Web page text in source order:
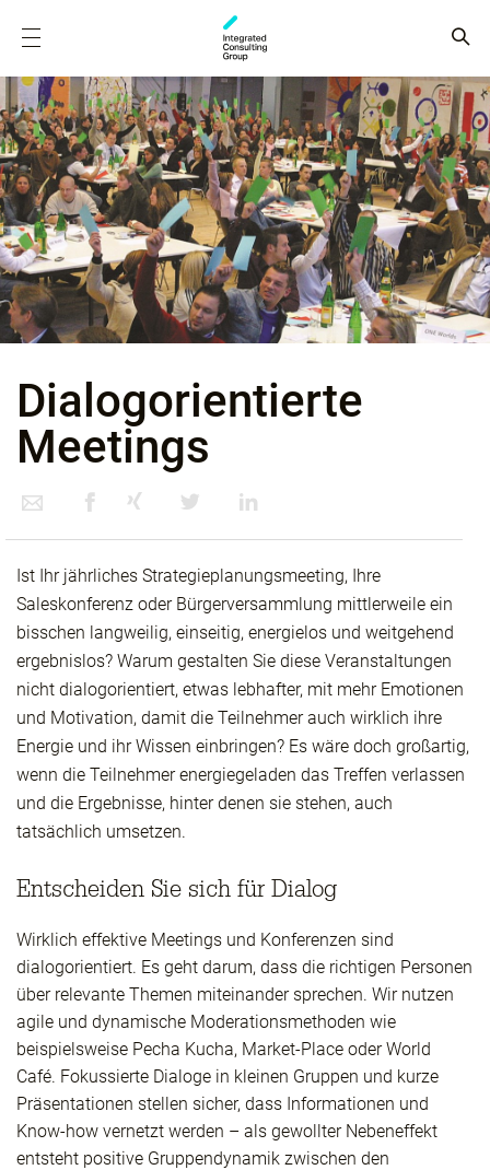
Dialog­orientierte
Meetings
Ist Ihr jährliches Strategieplanungsmeeting, Ihre
Saleskonferenz oder Bürgerversammlung mittlerweile ein
bisschen langweilig, einseitig, energielos und weitgehend
ergebnislos? Warum gestalten Sie diese Veranstaltungen
nicht dialogorientiert, etwas lebhafter, mit mehr Emotionen
und Motivation, damit die Teilnehmer auch wirklich ihre
Energie und ihr Wissen einbringen? Es wäre doch großartig,
wenn die Teilnehmer energiegeladen das Treffen verlassen
und die Ergebnisse, hinter denen sie stehen, auch
tatsächlich umsetzen.
Entscheiden Sie sich für Dialog
Wirklich effektive Meetings und Konferenzen sind
dialogorientiert. Es geht darum, dass die richtigen Personen
über relevante Themen miteinander sprechen. Wir nutzen
agile und dynamische Moderationsmethoden wie
beispielsweise Pecha Kucha, Market-Place oder World
Café. Fokussierte Dialoge in kleinen Gruppen und kurze
Präsentationen stellen sicher, dass Informationen und
Know-how vernetzt werden – als gewollter Nebeneffekt
entsteht positive Gruppendynamik zwischen den